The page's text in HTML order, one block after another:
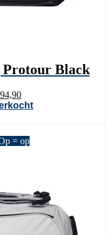
Protour Black
94,90Huidige
prijs
= op